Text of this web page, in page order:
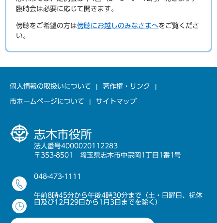
臨時会は必要に応じて開きます。
傍聴をご希望の方は傍聴にお越しのみなさまへをご覧くださ
い。
個人情報の取扱いについて 著作権・リンク
市ホームページについて サイトマップ
志木市役所
法人番号4000020112283
〒353-8501 埼玉県志木市中宗岡1丁目1番1号
048-473-1111
午前8時45分から午後4時30分まで（土・日曜日、祝休
日及び12月29日から1月3日までを除く）